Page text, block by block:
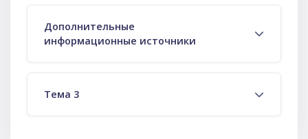
Дополнительные
информационные источники
Тема 3